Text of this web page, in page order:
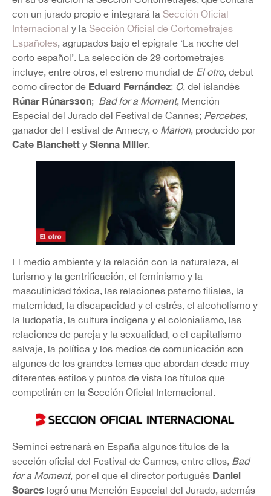
con un jurado propio e integrará la Sección Oficial
Internacional y la Sección Oficial de Cortometrajes
Españoles, agrupados bajo el epígrafe ‘La noche del
corto español’. La selección de 29 cortometrajes
incluye, entre otros, el estreno mundial de El otro, debut
como director de Eduard Fernández; O, del islandés
Rúnar Rúnarsson; Bad for a Moment, Mención
Especial del Jurado del Festival de Cannes; Percebes,
ganador del Festival de Annecy, o Marion, producido por
Cate Blanchett y Sienna Miller.
El medio ambiente y la relación con la naturaleza, el
turismo y la gentrificación, el feminismo y la
masculinidad tóxica, las relaciones paterno filiales, la
maternidad, la discapacidad y el estrés, el alcoholismo y
la ludopatía, la cultura indígena y el colonialismo, las
relaciones de pareja y la sexualidad, o el capitalismo
salvaje, la política y los medios de comunicación son
algunos de los grandes temas que abordan desde muy
diferentes estilos y puntos de vista los títulos que
competirán en la Sección Oficial Internacional.
Seminci estrenará en España algunos títulos de la
sección oficial del Festival de Cannes, entre ellos, Bad
for a Moment, por el que el director portugués Daniel
Soares logró una Mención Especial del Jurado, además